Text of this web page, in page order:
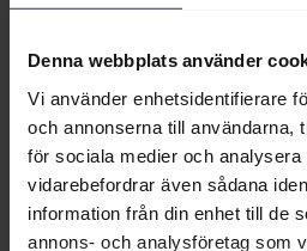
Denna webbplats använder
Vi använder enhetsidentifierare
och annonserna till användarna,
för sociala medier och
vidarebefordrar även sådana
information från din enhet till de
annons- och analysföretag som
Vanliga